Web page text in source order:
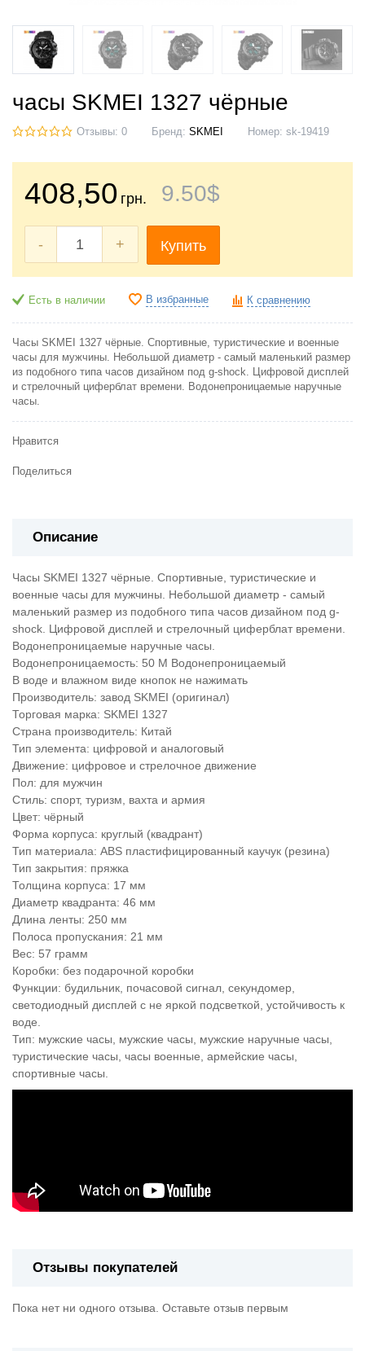
часы SKMEI 1327 чёрные
Отзывы: 0 Бренд: SKMEI Номер: sk-19419
408,50 грн. 9.50$
- + Купить
Есть в наличии В избранные К сравнению
Часы SKMEI 1327 чёрные. Спортивные, туристические и военные
часы для мужчины. Небольшой диаметр - самый маленький размер
из подобного типа часов дизайном под g-shock. Цифровой дисплей
и стрелочный циферблат времени. Водонепроницаемые наручные
часы.
Нравится
Поделиться
Описание
Часы SKMEI 1327 чёрные. Спортивные, туристические и
военные часы для мужчины. Небольшой диаметр - самый
маленький размер из подобного типа часов дизайном под g-
shock. Цифровой дисплей и стрелочный циферблат времени.
Водонепроницаемые наручные часы.
Водонепроницаемость: 50 M Водонепроницаемый
В воде и влажном виде кнопок не нажимать
Производитель: завод SKMEI (оригинал)
Торговая марка: SKMEI 1327
Страна производитель: Китай
Тип элемента: цифровой и аналоговый
Движение: цифровое и стрелочное движение
Пол: для мужчин
Стиль: спорт, туризм, вахта и армия
Цвет: чёрный
Форма корпуса: круглый (квадрант)
Тип материала: ABS пластифицированный каучук (резина)
Тип закрытия: пряжка
Толщина корпуса: 17 мм
Диаметр квадранта: 46 мм
Длина ленты: 250 мм
Полоса пропускания: 21 мм
Вес: 57 грамм
Коробки: без подарочной коробки
Функции: будильник, почасовой сигнал, секундомер,
светодиодный дисплей с не яркой подсветкой, устойчивость к
воде.
Тип: мужские часы, мужские часы, мужские наручные часы,
туристические часы, часы военные, армейские часы,
спортивные часы.
Отзывы покупателей
Пока нет ни одного отзыва. Оставьте отзыв первым